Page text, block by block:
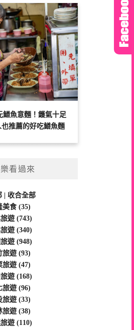
鱔魚意麵！鑊氣十足
推薦的好吃鱔魚麵
看過來
收合全部
美食 (35)
遊 (743)
遊 (340)
遊 (948)
旅遊 (93)
旅遊 (47)
遊 (168)
旅遊 (96)
旅遊 (33)
旅遊 (38)
遊 (110)